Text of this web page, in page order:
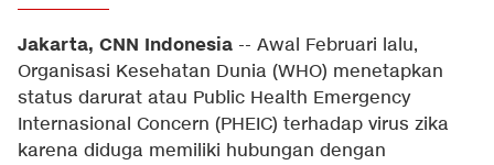
Jakarta, CNN Indonesia -- Awal Februari lalu,
Organisasi Kesehatan Dunia (WHO) menetapkan
status darurat atau Public Health Emergency
Internasional Concern (PHEIC) terhadap virus zika
karena diduga memiliki hubungan dengan